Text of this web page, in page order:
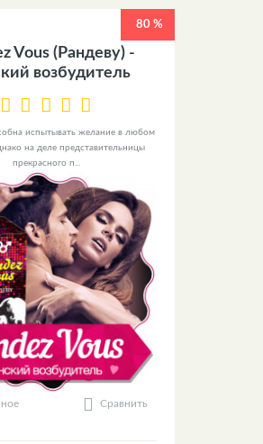
80 %
Vous (Рандеву) -
возбудитель
испытывать желание в любом
на деле представительницы
прекрасного п...
Сравнить